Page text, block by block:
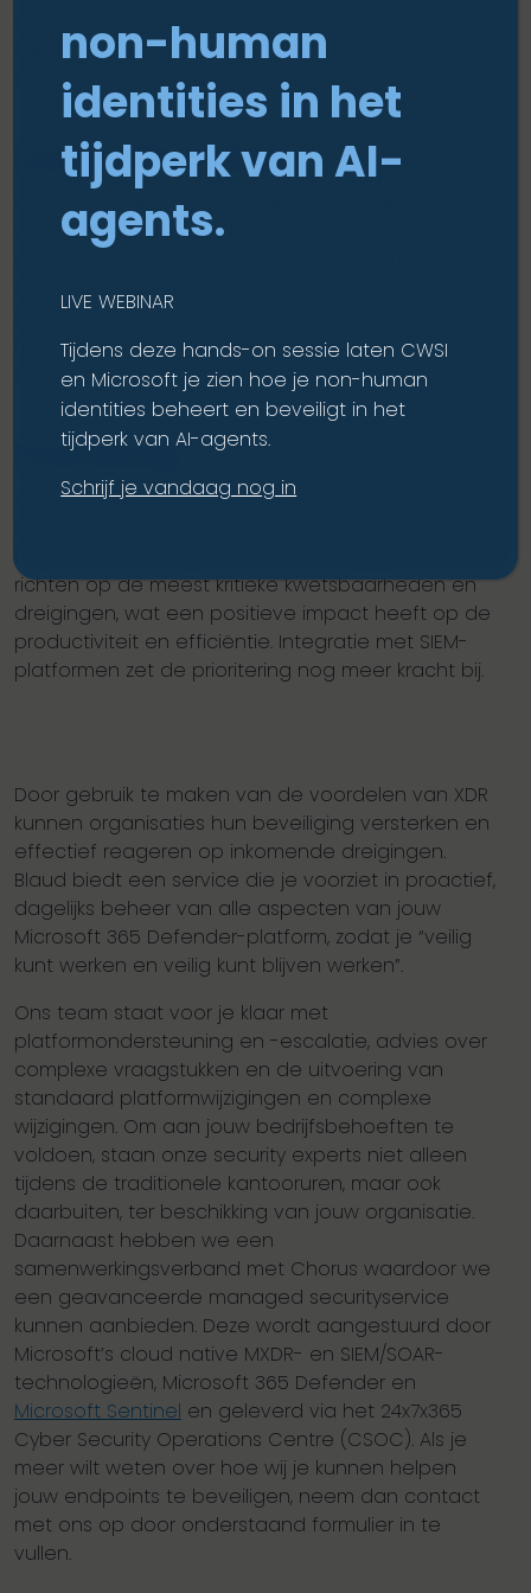
gecombineerd en beveiligingssignalen worden
samengevoegd, wat leidt tot minder incidenten
en minder waarschuwingen voor analisten.
Kosteneffectiviteit
Kiezen voor een holistisch geïntegreerde XDR-suite
van één leverancier is kostenbesparend omdat je
combineren om tot hetzelfde resultaat te komen.
Daarnaast biedt dergelijke tool meer
mogelijkheden en wordt het beheer van je
systeem vereenvoudigd.
Prioritering
XDR-oplossingen ondersteunen beveiligingsteams
richten op de meest kritieke kwetsbaarheden en
dreigingen, wat een positieve impact heeft op de
productiviteit en efficiëntie. Integratie met SIEM-
platformen zet de prioritering nog meer kracht bij.
Door gebruik te maken van de voordelen van XDR
kunnen organisaties hun beveiliging versterken en
effectief reageren op inkomende dreigingen.
Blaud biedt een service die je voorziet in proactief,
dagelijks beheer van alle aspecten van jouw
Microsoft 365 Defender-platform, zodat je “veilig
kunt werken en veilig kunt blijven werken”.
Ons team staat voor je klaar met
platformondersteuning en -escalatie, advies over
complexe vraagstukken en de uitvoering van
standaard platformwijzigingen en complexe
wijzigingen. Om aan jouw bedrijfsbehoeften te
voldoen, staan onze security experts niet alleen
tijdens de traditionele kantooruren, maar ook
daarbuiten, ter beschikking van jouw organisatie.
Daarnaast hebben we een
samenwerkingsverband met Chorus waardoor we
een geavanceerde managed securityservice
kunnen aanbieden. Deze wordt aangestuurd door
Microsoft’s cloud native MXDR- en SIEM/SOAR-
technologieën, Microsoft 365 Defender en
Microsoft Sentinel en geleverd via het 24x7x365
Cyber Security Operations Centre (CSOC). Als je
meer wilt weten over hoe wij je kunnen helpen
jouw endpoints te beveiligen, neem dan contact
met ons op door onderstaand formulier in te
vullen.
non-human
identities in het
tijdperk van AI-
agents.
LIVE WEBINAR
Tijdens deze hands-on sessie laten CWSI
en Microsoft je zien hoe je non-human
identities beheert en beveiligt in het
tijdperk van AI-agents.
Schrijf je vandaag nog in